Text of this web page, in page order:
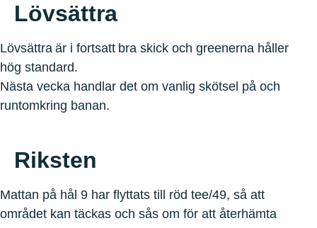
Lövsättra
Lövsättra är i fortsatt bra skick och greenerna håller
hög standard.
Nästa vecka handlar det om vanlig skötsel på och
runtomkring banan.
Riksten
Mattan på hål 9 har flyttats till röd tee/49, så att
området kan täckas och sås om för att återhämta